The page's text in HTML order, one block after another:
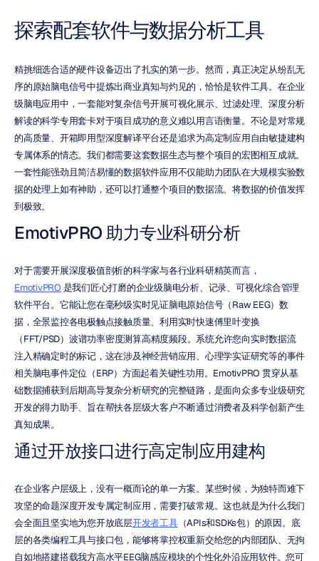
探索配套软件与数据分析工具
精挑细选合适的硬件设备迈出了扎实的第一步。然而，真正决定从纷乱无
序的原始脑电信号中提炼出商业真知与灼见的，恰恰是软件工具。在企业
级脑电应用中，一套能对复杂信号开展可视化展示、过滤处理、深度分析
解读的科学专用套卡对于项目成功的意义难以用言语衡量。不论是对常规
的高质量、开箱即用型深度解译平台还是追求为高定制应用自由敏捷建构
专属体系的情态。我们都需要这套数据生态与整个项目的宏图相互成就。
一套性能强劲且简洁易懂的数据软件应用不仅能助力团队在大规模实验数
据的处理上如有神助，还可以打通整个项目的数据流、将数据的价值发挥
到极致。
EmotivPRO 助力专业科研分析
对于需要开展深度极值剖析的科学家与各行业科研精英而言，
EmotivPRO 是我们匠心打磨的企业级脑电分析、记录、可视化综合管理
软件平台。它能让您在毫秒级实时见证脑电原始信号（Raw EEG）数
据，全景监控各电极触点接触质量、利用实时快速傅里叶变换
（FFT/PSD）波谱功率密度测算高精度频段。系统允许您向实时数据流
注入精确定时的标记，这在涉及神经营销应用、心理学实证研究等的事件
相关脑电事件定位（ERP）方面起着关键性功用。EmotivPRO 贯穿从基
础数据捕获到后期高导复杂分析研究的完整链路，是面向众多专业级研究
开发的得力助手、旨在帮扶各层级大客户不断通过消费者及科学创新产生
真知成果。
通过开放接口进行高定制应用建构
在企业客户层级上，没有一概而论的单一方案。某些时候，为独特而难下
攻坚的命题深度开发专属定制应用，需要打破常规。这也就是为什么我们
会全面且坚实地为您开放底层开发者工具（APIs和SDKs包）的原因。底
层的各类编程工具与接口包，能够将掌控权重新交给您的内部团队、无拘
自如地搭建搭载我方高水平EEG脑感应模块的个性化外沿应用软件。您可